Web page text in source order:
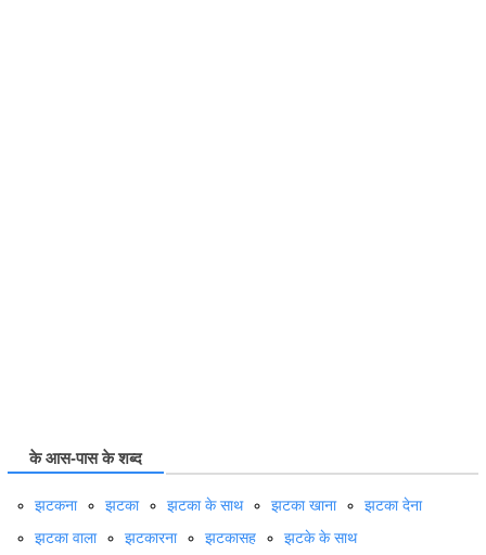
के आस-पास के शब्द
झटकना झटका झटका के साथ झटका खाना
झटका देना
झटका वाला
झटकारना झटकासह झटके के साथ